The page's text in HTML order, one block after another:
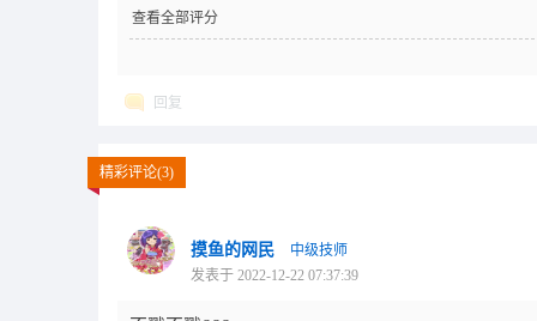
查看全部评分
回复
精彩评论(3)
摸鱼的网民
中级技师
发表于 2022-12-22 07:37:39